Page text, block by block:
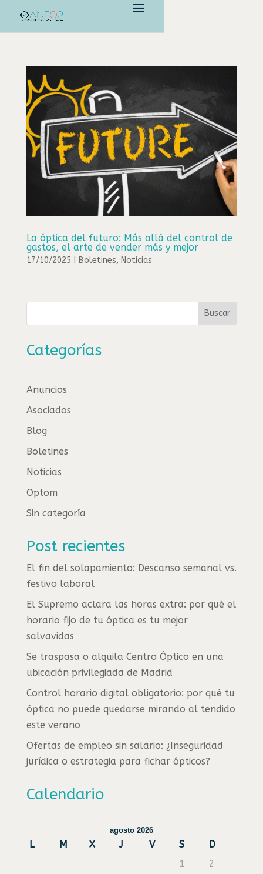
La óptica del futuro: Más allá del control de
gastos, el arte de vender más y mejor
17/10/2025 Boletines, Noticias
Buscar
Categorías
Anuncios
Asociados
Blog
Boletines
Noticias
Optom
Sin categoría
Post recientes
El fin del solapamiento: Descanso semanal vs.
festivo laboral
El Supremo aclara las horas extra: por qué el
horario fijo de tu óptica es tu mejor
salvavidas
Se traspasa o alquila Centro Óptico en una
ubicación privilegiada de Madrid
Control horario digital obligatorio: por qué tu
óptica no puede quedarse mirando al tendido
este verano
Ofertas de empleo sin salario: ¿Inseguridad
jurídica o estrategia para fichar ópticos?
Calendario
agosto 2026
L M X J V S
D
1
2